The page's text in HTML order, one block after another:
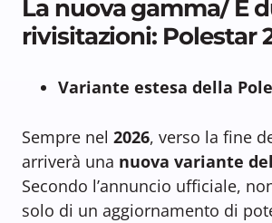
La nuova gamma/ E
rivisitazioni: Polestar
Variante estesa della
Sempre nel 2026, verso la fine
arriverà una nuova variante
Secondo l’annuncio ufficiale,
solo di un aggiornamento di